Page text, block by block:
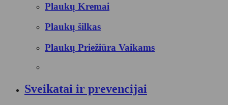
Plaukų Kremai
Plaukų šilkas
Plaukų Priežiūra Vaikams
Sveikatai ir prevencijai